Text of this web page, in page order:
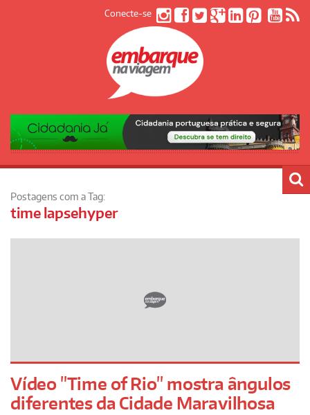
Conecte-se
Postagens com a Tag:
time lapsehyper
Vídeo "Time of Rio" mostra ângulos
diferentes da Cidade Maravilhosa